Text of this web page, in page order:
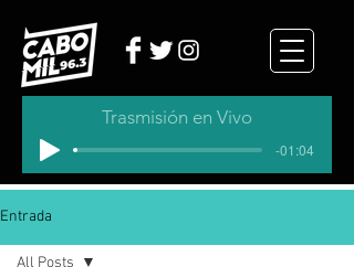
Trasmisión en Vivo
-01:04
Entrada
All Posts